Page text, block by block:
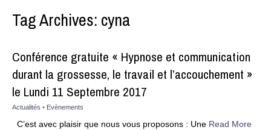
Tag Archives: cyna
Conférence gratuite « Hypnose et communication
durant la grossesse, le travail et l’accouchement »
le Lundi 11 Septembre 2017
Actualités • Evènements
C’est avec plaisir que nous vous proposons : Une Read More